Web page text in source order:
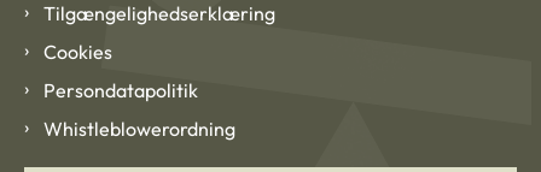
Tilgængelighedserklæring
Cookies
Persondatapolitik
Whistleblowerordning